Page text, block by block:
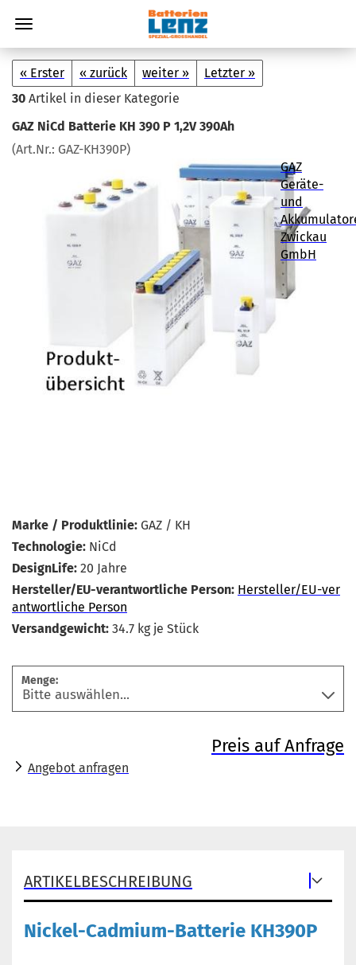
« Erster « zurück weiter »
Letzter »
30 Artikel in dieser Kategorie
GAZ NiCd Bat­te­rie KH 390 P 1,2V 390Ah
(Art.Nr.: GAZ-​KH390P)
GAZ
Geräte-
und
Zwickau
GmbH
Marke / Produktlinie: GAZ / KH
Technologie: NiCd
DesignLife: 20 Jahre
Hersteller/EU-verantwortliche Person: Hersteller/EU-ver
antwortliche Person
Versandgewicht: 34.7 kg je Stück
Menge:
Preis auf Anfrage
Angebot anfragen
ARTIKELBESCHREIBUNG
Nickel-Cadmium-Batterie KH390P